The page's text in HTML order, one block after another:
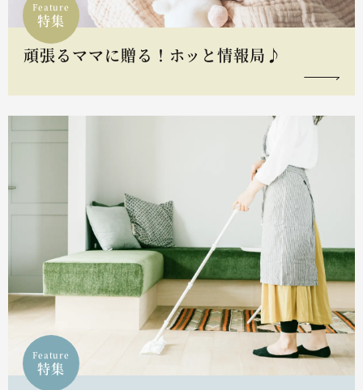
Feature
特集
頑張るママに贈る！ホッと情報局♪
Feature
特集